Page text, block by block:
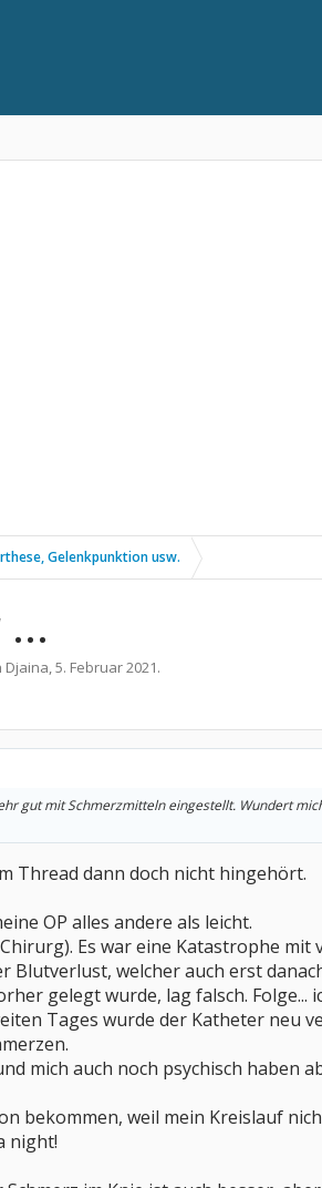
Gelenkpunktion usw.
Djaina,5. Februar 2021.
gut mit Schmerzmitteln eingestellt. Wundert
Thread dann doch nicht hingehört.
OP alles andere als leicht.
Es war eine Katastrophe mit
Blutverlust, welcher auch erst
gelegt wurde, lag falsch. Folge...
Tages wurde der Katheter neu
mich auch noch psychisch haben
bekommen, weil mein Kreislauf
night!